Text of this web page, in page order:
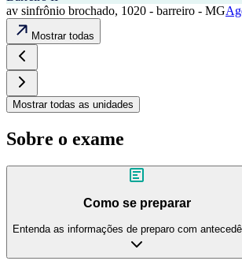
av sinfrônio brochado, 1020 - barreiro - MG
Mostrar todas
Mostrar todas as unidades
Sobre o exame
Como se preparar
Entenda as informações de preparo com